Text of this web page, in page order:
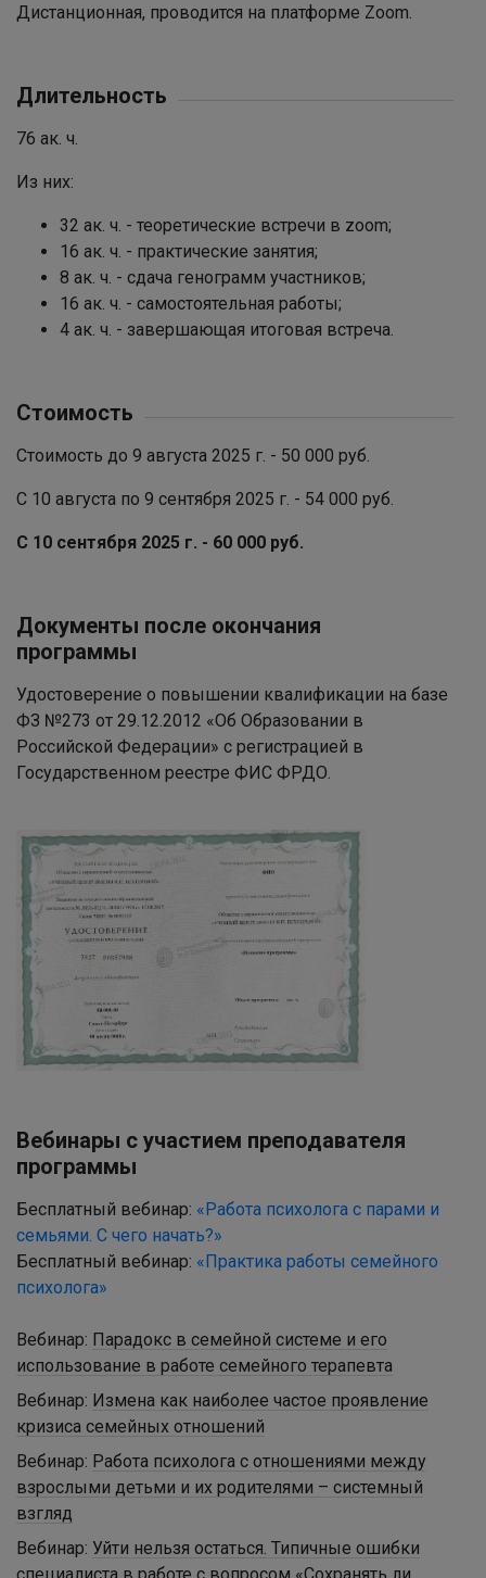
Дистанционная, проводится на платформе Zoom.
Длительность
76 ак. ч.
Из них:
32 ак. ч. - теоретические встречи в zoom;
16 ак. ч. - практические занятия;
8 ак. ч. - сдача генограмм участников;
16 ак. ч. - самостоятельная работы;
4 ак. ч. - завершающая итоговая встреча.
Стоимость
Стоимость до 9 августа 2025 г. - 50 000 руб.
С 10 августа по 9 сентября 2025 г. - 54 000 руб.
С 10 сентября 2025 г. - 60 000 руб.
Документы после окончания
программы
Удостоверение о повышении квалификации на базе
ФЗ №273 от 29.12.2012 «Об Образовании в
Российской Федерации» с регистрацией в
Государственном реестре ФИС ФРДО.
Вебинары с участием преподавателя
программы
Бесплатный вебинар: «Работа психолога с парами и
семьями. С чего начать?»
Бесплатный вебинар: «Практика работы семейного
психолога»
Вебинар: Парадокс в семейной системе и его
использование в работе семейного терапевта
Вебинар: Измена как наиболее частое проявление
кризиса семейных отношений
Вебинар: Работа психолога с отношениями между
взрослыми детьми и их родителями – системный
взгляд
Вебинар: Уйти нельзя остаться. Типичные ошибки